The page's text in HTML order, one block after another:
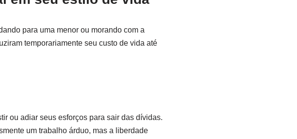
para uma menor ou morando com a
temporariamente seu custo de vida até
ou adiar seus esforços para sair das dívidas.
um trabalho árduo, mas a liberdade